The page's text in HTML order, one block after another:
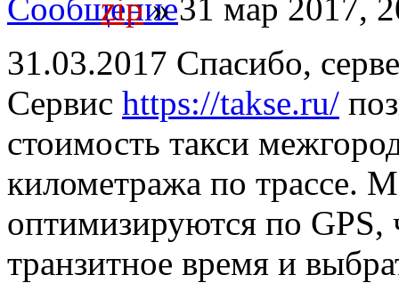
zip» 31 мар 2017,
31.03.2017 Спасибо,
Сервис https://takse.ru/
стоимость такси
километража по трассе.
оптимизируются по GPS,
транзитное время и